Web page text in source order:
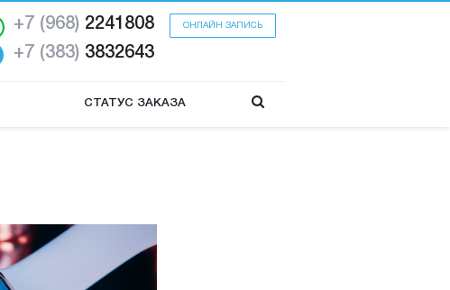
ОНЛАЙН ЗАПИСЬ
+7 (968) 2241808
+7 (383) 3832643
СТАТУС ЗАКАЗА